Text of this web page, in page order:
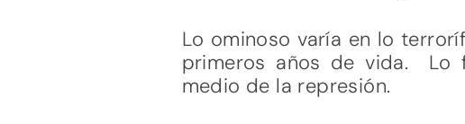
Lo ominoso varía en lo
primeros años de vida. Lo
medio de la represión.